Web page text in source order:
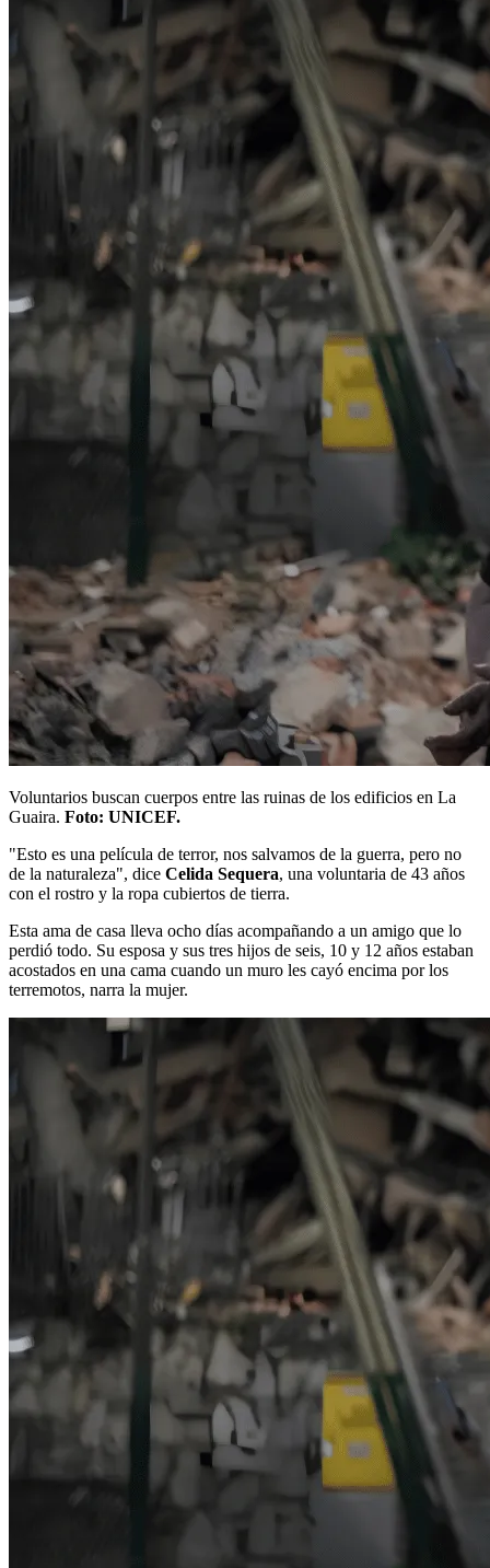
Voluntarios buscan cuerpos entre las ruinas de los edificios en La
Guaira. Foto: UNICEF.
"Esto es una película de terror, nos salvamos de la guerra, pero no
de la naturaleza", dice Celida Sequera, una voluntaria de 43 años
con el rostro y la ropa cubiertos de tierra.
Esta ama de casa lleva ocho días acompañando a un amigo que lo
perdió todo. Su esposa y sus tres hijos de seis, 10 y 12 años estaban
acostados en una cama cuando un muro les cayó encima por los
terremotos, narra la mujer.